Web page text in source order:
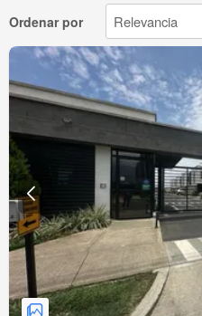
Ordenar por